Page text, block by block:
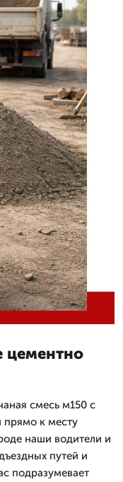
цементно
смесь м150 с
прямо к месту
наши водители и
путей и
подразумевает